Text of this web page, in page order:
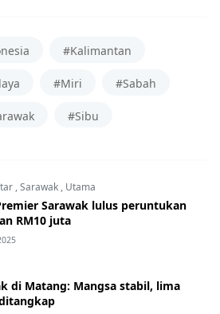
#Kalimantan
#Miri #Sabah
#Sibu
,Sarawak, Utama
Sarawak lulus peruntukan
RM10 juta
di Matang: Mangsa stabil, lima